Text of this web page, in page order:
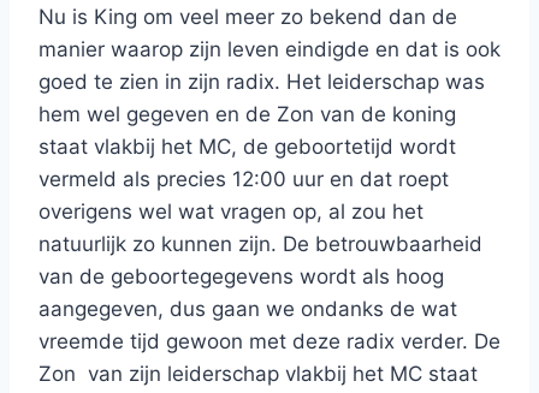
Nu is King om veel meer zo bekend dan de
manier waarop zijn leven eindigde en dat is ook
goed te zien in zijn radix. Het leiderschap was
hem wel gegeven en de Zon van de koning
staat vlakbij het MC, de geboortetijd wordt
vermeld als precies 12:00 uur en dat roept
overigens wel wat vragen op, al zou het
natuurlijk zo kunnen zijn. De betrouwbaarheid
van de geboortegegevens wordt als hoog
aangegeven, dus gaan we ondanks de wat
vreemde tijd gewoon met deze radix verder. De
Zon van zijn leiderschap vlakbij het MC staat